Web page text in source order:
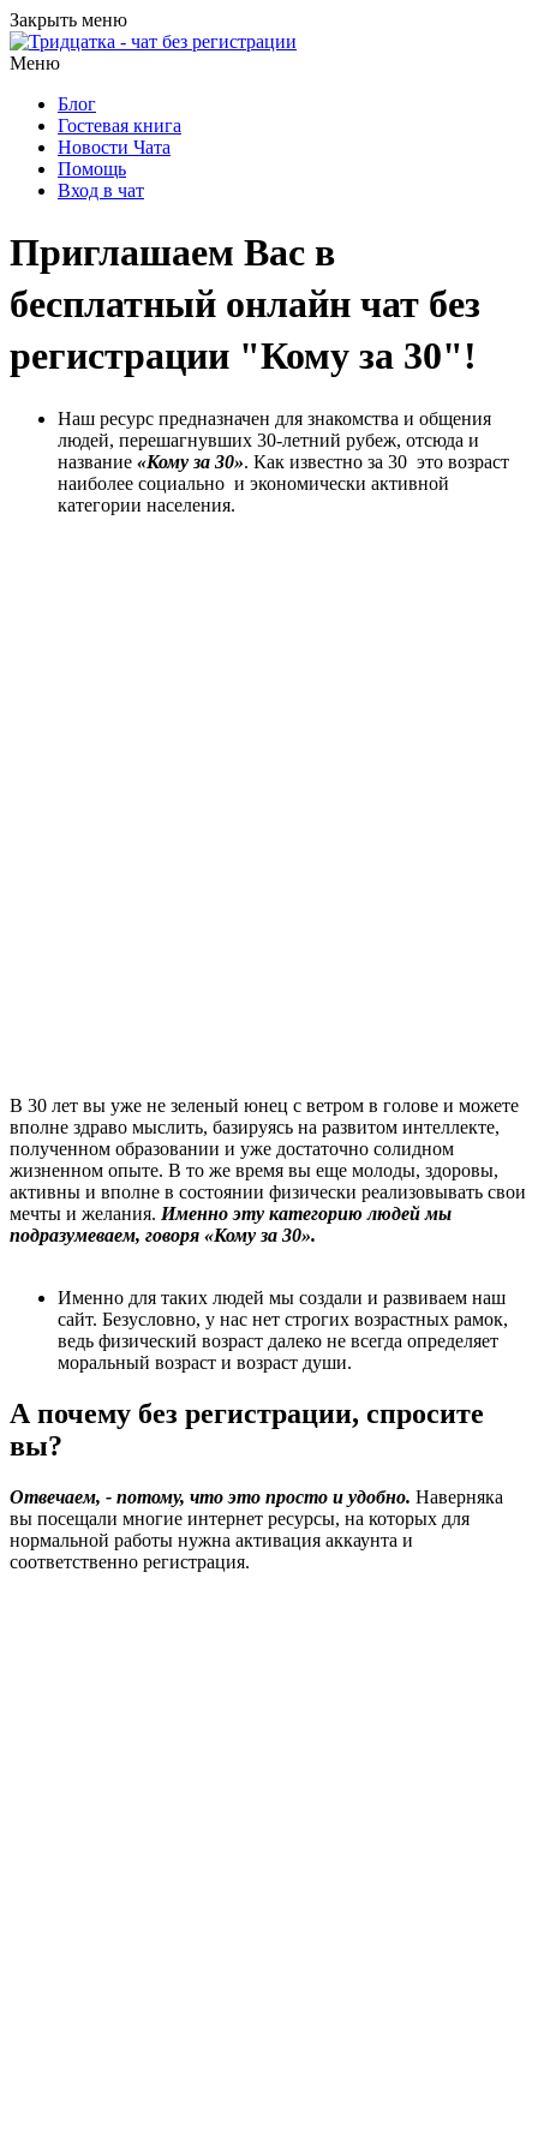
Закрыть меню
Меню
Блог
Гостевая книга
Новости Чата
Помощь
Вход в чат
Приглашаем Вас в
бесплатный онлайн чат без
регистрации "Кому за 30"!
Наш ресурс предназначен для знакомства и общения
людей, перешагнувших 30-летний рубеж, отсюда и
название «Кому за 30». Как известно за 30 это возраст
наиболее социально и экономически активной
категории населения.
В 30 лет вы уже не зеленый юнец с ветром в голове и можете
вполне здраво мыслить, базируясь на развитом интеллекте,
полученном образовании и уже достаточно солидном
жизненном опыте. В то же время вы еще молоды, здоровы,
активны и вполне в состоянии физически реализовывать свои
мечты и желания. Именно эту категорию людей мы
подразумеваем, говоря «Кому за 30».
Именно для таких людей мы создали и развиваем наш
сайт. Безусловно, у нас нет строгих возрастных рамок,
ведь физический возраст далеко не всегда определяет
моральный возраст и возраст души.
А почему без регистрации, спросите
вы?
Отвечаем, - потому, что это просто и удобно. Наверняка
вы посещали многие интернет ресурсы, на которых для
нормальной работы нужна активация аккаунта и
соответственно регистрация.